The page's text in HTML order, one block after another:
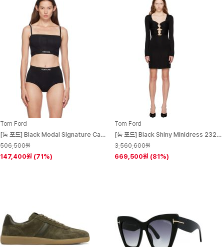
Tom Ford
[톰 포드] Black Modal Signature Camisole 242076F111007
506,500원
147,400원 (71%)
Tom Ford
[톰 포드] Black Shiny Minidress 232076F052001
3,560,600원
669,500원 (81%)